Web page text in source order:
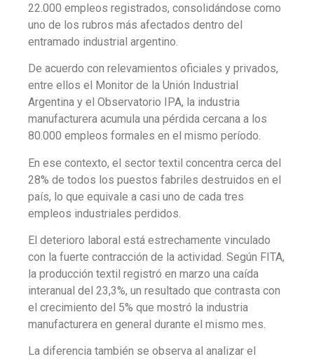
22.000 empleos registrados, consolidándose como
uno de los rubros más afectados dentro del
entramado industrial argentino.
De acuerdo con relevamientos oficiales y privados,
entre ellos el Monitor de la Unión Industrial
Argentina y el Observatorio IPA, la industria
manufacturera acumula una pérdida cercana a los
80.000 empleos formales en el mismo período.
En ese contexto, el sector textil concentra cerca del
28% de todos los puestos fabriles destruidos en el
país, lo que equivale a casi uno de cada tres
empleos industriales perdidos.
El deterioro laboral está estrechamente vinculado
con la fuerte contracción de la actividad. Según FITA,
la producción textil registró en marzo una caída
interanual del 23,3%, un resultado que contrasta con
el crecimiento del 5% que mostró la industria
manufacturera en general durante el mismo mes.
La diferencia también se observa al analizar el